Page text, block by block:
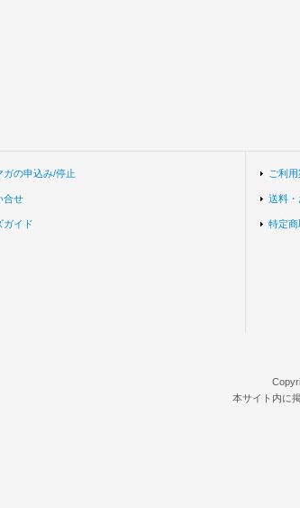
ガの申込み/停止
合せ
ガイド
ご利
送料
特定
本サイト内に